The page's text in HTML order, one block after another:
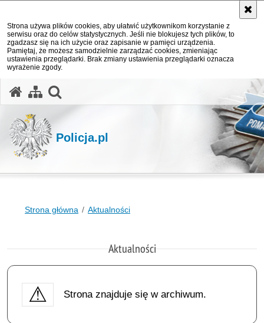
Strona używa plików cookies, aby ułatwić użytkownikom korzystanie z
serwisu oraz do celów statystycznych. Jeśli nie blokujesz tych plików, to
zgadzasz się na ich użycie oraz zapisanie w pamięci urządzenia.
Pamiętaj, że możesz samodzielnie zarządzać cookies, zmieniając
ustawienia przeglądarki. Brak zmiany ustawienia przeglądarki oznacza
wyrażenie zgody.
Policja.pl
Strona główna Aktualności
Aktualności
Strona znajduje się w archiwum.